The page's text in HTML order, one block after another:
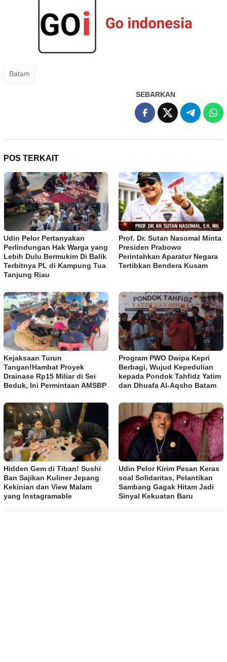
Batam
SEBARKAN
POS TERKAIT
Udin Pelor Pertanyakan
Perlindungan Hak Warga yang
Lebih Dulu Bermukim Di Balik
Terbitnya PL di Kampung Tua
Tanjung Riau
Prof. Dr. Sutan Nasomal Minta
Presiden Prabowo
Perintahkan Aparatur Negara
Tertibkan Bendera Kusam
Kejaksaan Turun
Tangan!Hambat Proyek
Drainase Rp15 Miliar di Sei
Beduk, Ini Permintaan AMSBP
Program PWO Dwipa Kepri
Berbagi, Wujud Kepedulian
kepada Pondok Tahfidz Yatim
dan Dhuafa Al-Aqsho Batam
Hidden Gem di Tiban! Sushi
Ban Sajikan Kuliner Jepang
Kekinian dan View Malam
yang Instagramable
Udin Pelor Kirim Pesan Keras
soal Solidaritas, Pelantikan
Sambang Gagak Hitam Jadi
Sinyal Kekuatan Baru